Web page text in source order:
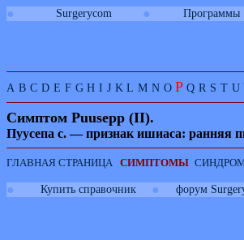
● Surgerycom ● Программы
A B C D E F G H I J K L M N O P Q R S T U
Симптом Puusepp (II).
Пуусепа с. — признак ишиаса: ранняя
ГЛАВНАЯ СТРАНИЦА СИМПТОМЫ
● Купить справочник ● форум